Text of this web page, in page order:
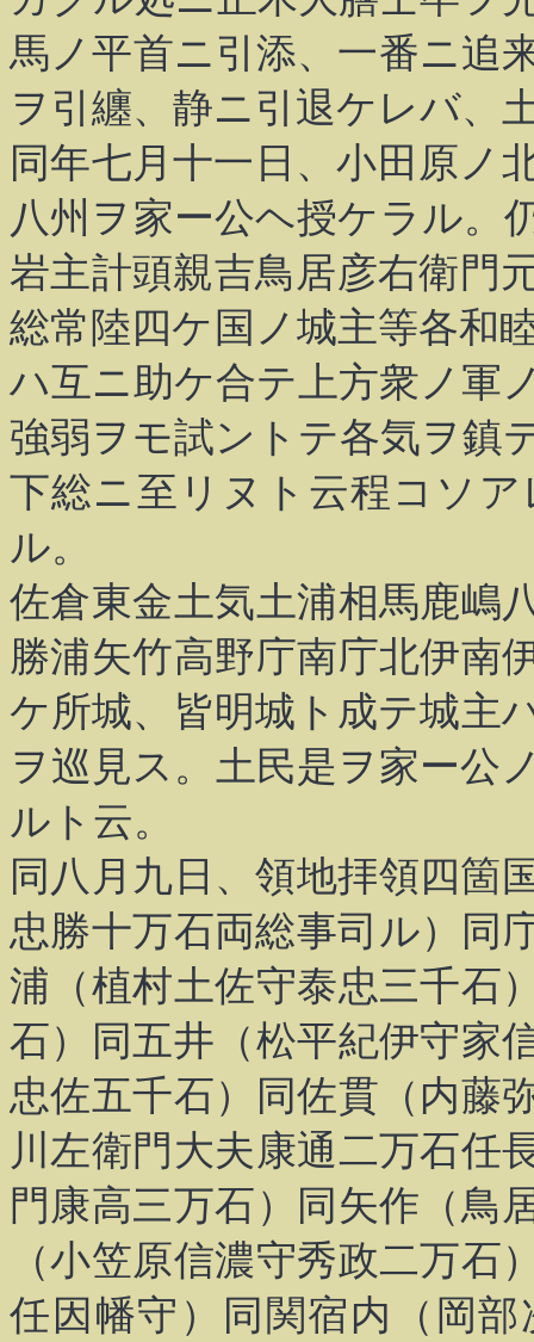
馬ノ平首ニ引添、一番ニ追
ヲ引纏、静ニ引退ケレバ、
同年七月十一日、小田原ノ
八州ヲ家ー公ヘ授ケラル。
岩主計頭親吉鳥居彦右衛門
総常陸四ケ国ノ城主等各和
ハ互ニ助ケ合テ上方衆ノ軍
強弱ヲモ試ントテ各気ヲ鎮
下総ニ至リヌト云程コソ
ル。
佐倉東金土気土浦相馬鹿嶋
勝浦矢竹高野庁南庁北伊南
ケ所城、皆明城ト成テ城主
ヲ巡見ス。土民是ヲ家ー公
ルト云。
同八月九日、領地拝領四箇
忠勝十万石両総事司ル）同
浦（植村土佐守泰忠三千石
石）同五井（松平紀伊守家
忠佐五千石）同佐貫（内藤
川左衛門大夫康通二万石任
門康高三万石）同矢作（鳥
（小笠原信濃守秀政二万
任因幡守）同関宿内（岡